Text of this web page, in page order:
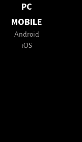
PC
MOBILE
Android
iOS